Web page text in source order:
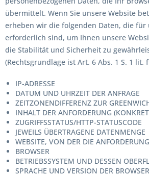
übermittelt. Wenn Sie unsere Website
erheben wir die folgenden Daten, die für
erforderlich sind, um Ihnen unsere
die Stabilität und Sicherheit zu
(Rechtsgrundlage ist Art. 6 Abs. 1 S. 1 lit. f
IP-ADRESSE
DATUM UND UHRZEIT DER ANFRAGE
ZEITZONENDIFFERENZ ZUR
INHALT DER ANFORDERUNG
ZUGRIFFSSTATUS/HTTP-STATUSCODE
JEWEILS ÜBERTRAGENE DATENMENGE
WEBSITE, VON DER DIE
BROWSER
BETRIEBSSYSTEM UND DESSEN
SPRACHE UND VERSION DER